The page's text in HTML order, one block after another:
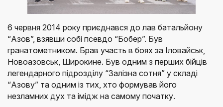
6 червня 2014 року приєднався до лав батальйону
“Азов”, взявши собі псевдо “Бобер”. Був
гранатометником. Брав участь в боях за Іловайськ,
Новоазовськ, Широкине. Був одним з перших бійців
легендарного підрозділу “Залізна сотня” у складі
“Азову” та одним із тих, хто формував його
незламних дух та імідж на самому початку.